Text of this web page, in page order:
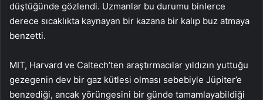
düştüğünde gözlendi. Uzmanlar bu durumu binlerce
derece sıcaklıkta kaynayan bir kazana bir kalıp buz atmaya
benzetti.
MIT, Harvard ve Caltech’ten araştırmacılar yıldızın yuttuğu
gezegenin dev bir gaz kütlesi olması sebebiyle Jüpiter’e
benzediği, ancak yörüngesini bir günde tamamlayabildiği